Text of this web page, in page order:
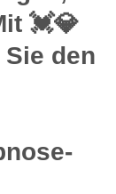
💓️💎
den